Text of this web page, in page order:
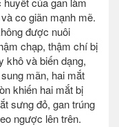
co giãn mạnh mẽ.
được nuôi
chạp, thậm chí bị
khô và biến dạng,
mãn, hai mắt
khiến hai mắt bị
sưng đỏ, gan trúng
ngược lên trên.